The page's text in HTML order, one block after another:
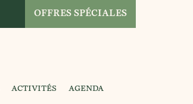
OFFRES SPÉCIALES
ACTIVITÉS AGENDA